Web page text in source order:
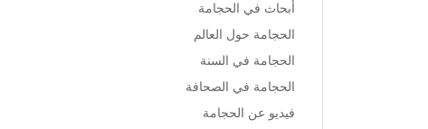
أبحاث في الحجامة
الحجامة حول العالم
الحجامة في السنة
الحجامة في الصحافة
فيديو عن الحجامة